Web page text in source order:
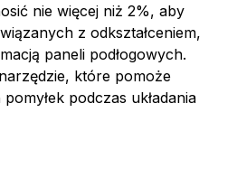
nie więcej niż 2%, aby
z odkształceniem,
paneli podłogowych.
które pomoże
podczas układania